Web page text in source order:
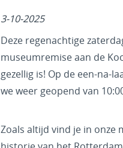
3-10-2025
Deze regenachtige
museumremise aan de
gezellig is! Op de een-na-
we weer geopend van
Zoals altijd vind je in onze